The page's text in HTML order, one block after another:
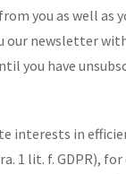
you as well as
our newsletter
you have
interests in
1 lit. f. GDPR),